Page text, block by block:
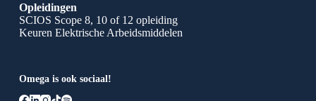
Opleidingen
SCIOS Scope 8, 10 of 12 opleiding
Keuren Elektrische Arbeidsmiddelen
Omega is ook sociaal!